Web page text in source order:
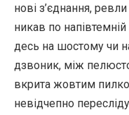
нові з’єднання,
никав по
десь на шостому чи
дзвоник, між
вкрита жовтим
невідчепно